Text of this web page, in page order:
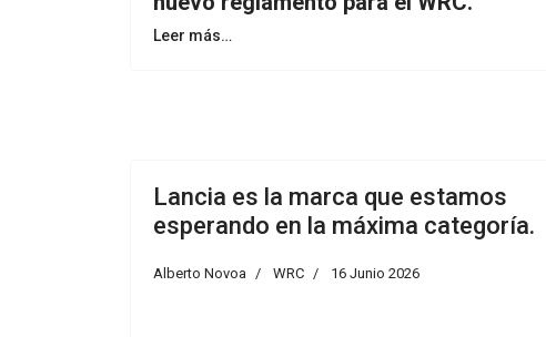
Leer más…
Lancia es la marca que estamos
esperando en la máxima categoría.
Alberto Novoa WRC 16 Junio 2026